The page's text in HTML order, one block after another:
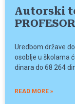
Autorski
Uredbom države
osoblje u školama
dinara do 68 264
READ MORE »